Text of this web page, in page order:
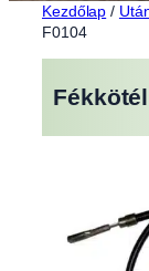
Kezdőlap /
F0104